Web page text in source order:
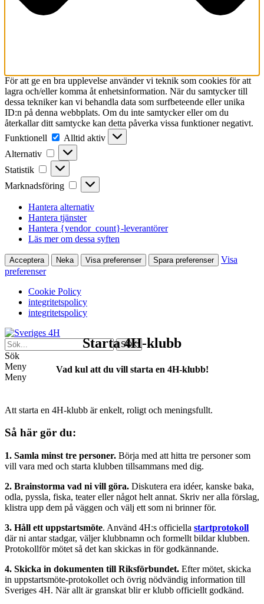
För att ge en bra upplevelse använder vi teknik som cookies för att
lagra och/eller komma åt enhetsinformation. När du samtycker till
dessa tekniker kan vi behandla data som surfbeteende eller unika
ID:n på denna webbplats. Om du inte samtycker eller om du
återkallar ditt samtycke kan detta påverka vissa funktioner negativt.
Funktionell
Funktionell
Alltid aktiv
Alternativ
Alternativ
Statistik Statistik
Marknadsföring Marknadsföring
Hantera alternativ
Hantera tjänster
Hantera {vendor_count}-leverantörer
Läs mer om dessa syften
Acceptera Neka Visa preferenser Spara preferenser
Visa
preferenser
Cookie Policy
integritetspolicy
integritetspolicy
Sök
Meny
Meny
Starta 4H-klubb
Vad kul att du vill starta en 4H-klubb!
Att starta en 4H-klubb är enkelt, roligt och meningsfullt.
Så här gör du:
1. Samla minst tre personer. Börja med att hitta tre personer som
vill vara med och starta klubben tillsammans med dig.
2. Brainstorma vad ni vill göra. Diskutera era idéer, kanske baka,
odla, pyssla, fiska, teater eller något helt annat. Skriv ner alla förslag,
klistra upp dem på väggen och välj ett som ni brinner för.
3. Håll ett uppstartsmöte. Använd 4H:s officiella startprotokoll
där ni antar stadgar, väljer klubbnamn och formellt bildar klubben.
Protokollför mötet så det kan skickas in för godkännande.
4. Skicka in dokumenten till Riksförbundet. Efter mötet, skicka
in uppstartsmöte-protokollet och övrig nödvändig information till
Sveriges 4H. När allt är granskat blir er klubb officiellt godkänd.